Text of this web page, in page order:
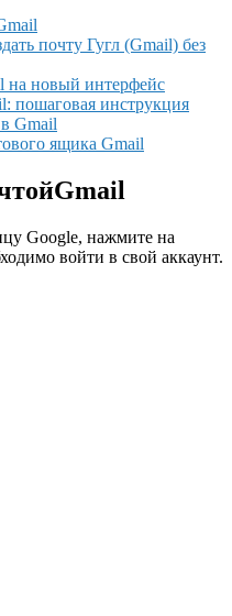
почту Гугл (Gmail) без
на новый интерфейс
пошаговая инструкция
Gmail
ящика Gmail
Gmail
Google, нажмите на
войти в свой аккаунт.